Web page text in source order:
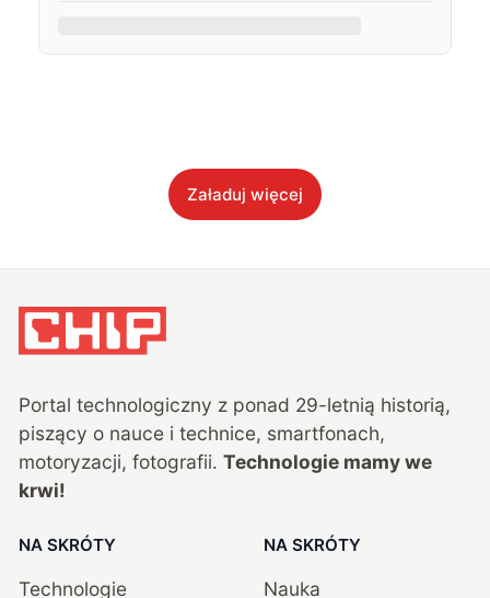
Załaduj więcej
Portal technologiczny z ponad 29-letnią historią,
piszący o nauce i technice, smartfonach,
motoryzacji, fotografii. Technologie mamy we
krwi!
NA SKRÓTY
Technologie
NA SKRÓTY
Nauka